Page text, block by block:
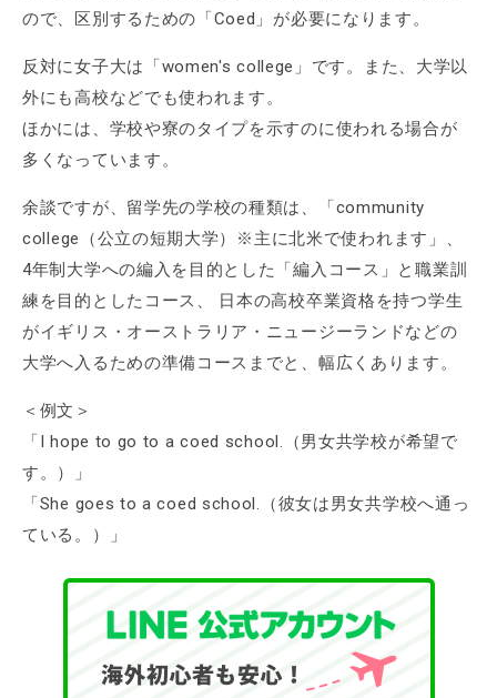
ので、区別するための「Coed」が必要になります。
反対に女子大は「women's college」です。また、大学以
外にも高校などでも使われます。
ほかには、学校や寮のタイプを示すのに使われる場合が
多くなっています。
余談ですが、留学先の学校の種類は、「community
college（公立の短期大学）※主に北米で使われます」、
4年制大学への編入を目的とした「編入コース」と職業訓
練を目的としたコース、 日本の高校卒業資格を持つ学生
がイギリス・オーストラリア・ニュージーランドなどの
大学へ入るための準備コースまでと、幅広くあります。
＜例文＞
「I hope to go to a coed school.（男女共学校が希望で
す。）」
「She goes to a coed school.（彼女は男女共学校へ通っ
ている。）」